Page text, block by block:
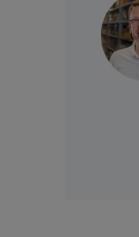
Dauer der
Die
nur von
Es kann zu
und